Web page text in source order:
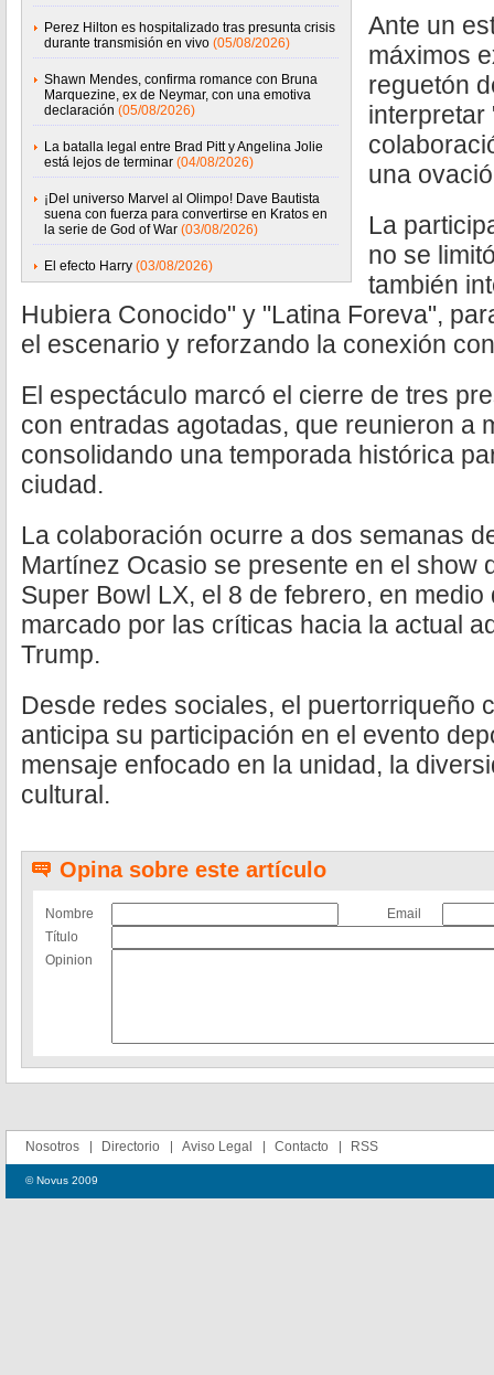
Perez Hilton es hospitalizado tras presunta crisis
durante transmisión en vivo (05/08/2026)
Shawn Mendes, confirma romance con Bruna
Marquezine, ex de Neymar, con una emotiva
declaración (05/08/2026)
La batalla legal entre Brad Pitt y Angelina Jolie
está lejos de terminar (04/08/2026)
¡Del universo Marvel al Olimpo! Dave Bautista
suena con fuerza para convertirse en Kratos en
la serie de God of War (03/08/2026)
El efecto Harry (03/08/2026)
Ante un
máximos
reguetón
interpretar
una
La
no se
también
Hubiera Conocido" y "Latina Foreva",
el escenario y reforzando la conexión
El espectáculo marcó el cierre de tres
con entradas agotadas, que reunieron a
consolidando una temporada histórica
ciudad.
La colaboración ocurre a dos semanas
Martínez Ocasio se presente en el show
Super Bowl LX, el 8 de febrero, en
marcado por las críticas hacia la actual
Trump.
Desde redes sociales, el puertorriqueño
anticipa su participación en el evento
mensaje enfocado en la unidad, la
cultural.
Opina sobre este artículo
Nombre
Email
Título
Opinion
Nosotros Directorio Aviso Legal Contacto RSS
© Novus 2009